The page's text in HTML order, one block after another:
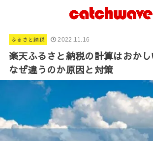
ふるさと納税 2022.11.16
楽天ふるさと納税の計算はおか
なぜ違うのか原因と対策